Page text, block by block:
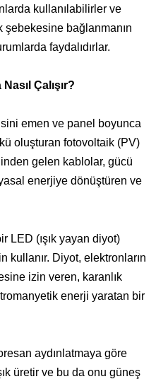
kullanılabilirler ve
bağlanmanın
faydalıdırlar.
Çalışır?
emen ve panel boyunca
oluşturan fotovoltaik (PV)
gelen kablolar, gücü
enerjiye dönüştüren ve
LED (ışık yayan diyot)
kullanır. Diyot, elektronların
izin veren, karanlık
enerji yaratan bir
aydınlatmaya göre
üretir ve bu da onu güneş